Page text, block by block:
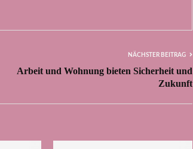
NÄCHSTER BEITRAG
Arbeit und Wohnung bieten Sicherheit und
Zukunft